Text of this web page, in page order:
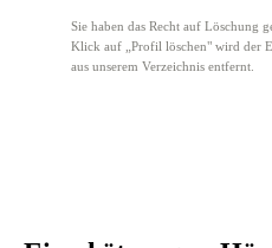
Sie haben das Recht auf Löschung
Klick auf „Profil löschen" wird der
aus unserem Verzeichnis entfernt.